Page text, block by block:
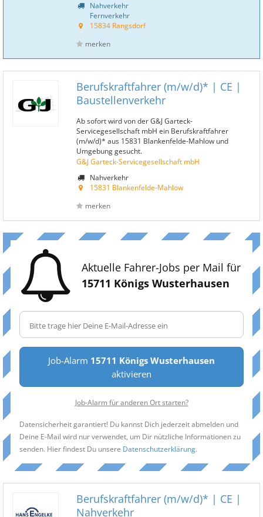
Nahverkehr
Fernverkehr
15834 Rangsdorf
merken
Berufskraftfahrer (m/w/d)* | CE |
Baustellenverkehr
Ab sofort wird von der G&J Garteck-
Servicegesellschaft mbH ein Berufskraftfahrer
(m/w/d)* aus 15831 Blankenfelde-Mahlow und
Umgebung gesucht.
G&J Garteck-Servicegesellschaft mbH
Nahverkehr
15831 Blankenfelde-Mahlow
merken
Aktuelle Fahrer-Jobs per Mail für
15711 Königs Wusterhausen
Job-Alarm 15711 Königs Wusterhausen
aktivieren
Job-Alarm für anderen Ort starten?
Datensicherheit garantiert! Du kannst Dich jederzeit abmelden und
Deine E-Mail wird nur verwendet, um Dir nützliche Informationen zu
senden. Hier findest Du unsere Datenschutzerklärung.
Berufskraftfahrer (m/w/d)* | CE |
Nahverkehr